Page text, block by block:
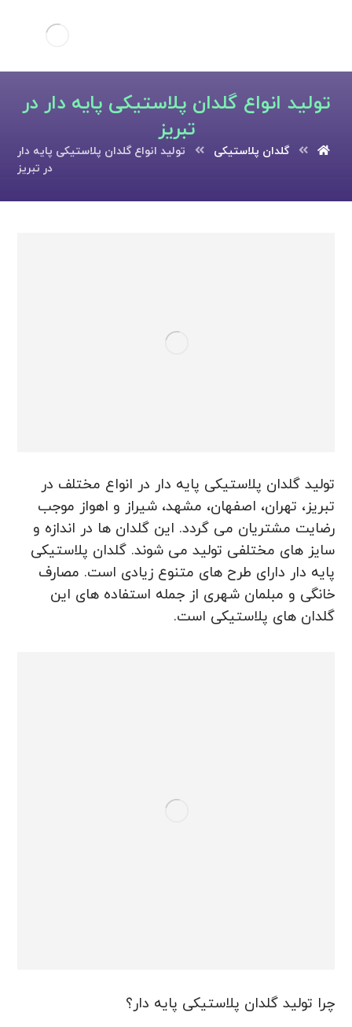
تولید انواع گلدان پلاستیکی پایه دار در
تبریز
گلدان پلاستیکی
تولید انواع گلدان پلاستیکی پایه دار
در تبریز
تولید گلدان پلاستیکی پایه دار در انواع مختلف در
تبریز، تهران، اصفهان، مشهد، شیراز و اهواز موجب
رضایت مشتریان می گردد. این گلدان ها در اندازه و
سایز های مختلفی تولید می شوند. گلدان پلاستیکی
پایه دار دارای طرح های متنوع زیادی است. مصارف
خانگی و مبلمان شهری از جمله استفاده های این
گلدان های پلاستیکی است.
چرا تولید گلدان پلاستیکی پایه دار؟